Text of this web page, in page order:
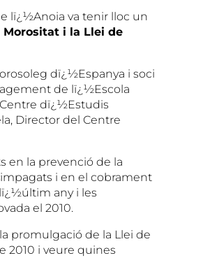
lï¿½Anoia va tenir lloc un
Morositat i la Llei de
dï¿½Espanya i soci
de lï¿½Escola
dï¿½Estudis
Director del Centre
en la prevenció de la
i en el cobrament
any i les
el 2010.
promulgació de la Llei de
2010 i veure quines